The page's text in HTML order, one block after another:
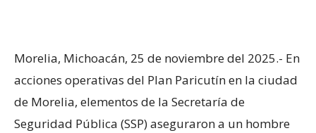
Morelia, Michoacán, 25 de noviembre del 2025.- En
acciones operativas del Plan Paricutín en la ciudad
de Morelia, elementos de la Secretaría de
Seguridad Pública (SSP) aseguraron a un hombre